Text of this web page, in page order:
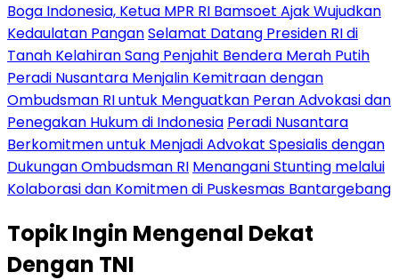
Boga Indonesia, Ketua MPR RI Bamsoet Ajak Wujudkan
Kedaulatan PanganSelamat Datang Presiden RI di
Tanah Kelahiran Sang Penjahit Bendera Merah Putih
Peradi Nusantara Menjalin Kemitraan dengan
Ombudsman RI untuk Menguatkan Peran Advokasi dan
Penegakan Hukum di Indonesia Peradi Nusantara
Berkomitmen untuk Menjadi Advokat Spesialis dengan
Dukungan Ombudsman RI Menangani Stunting melalui
Kolaborasi dan Komitmen di Puskesmas Bantargebang
TopikIngin Mengenal Dekat
Dengan TNI